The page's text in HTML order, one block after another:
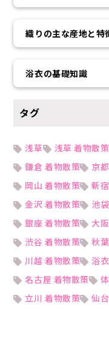
織りの主な産地と特
浴衣の基礎知識
タグ
浅草 浅草 着物散策
鎌倉 着物散策
京都
岡山 着物散策
新宿
金沢 着物散策
池袋
銀座 着物散策
大阪
渋谷 着物散策
秋
川越 着物散策
浴衣
名古屋 着物散策
立川 着物散策
仙台